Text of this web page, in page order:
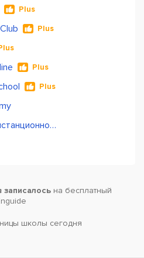
Plus
Plus
Plus
Plus
Green Forest. Дистанционное обучение
на бесплатный
школы сегодня